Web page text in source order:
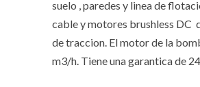
suelo , paredes y linea de
cable y motores brushless
de traccion. El motor de la
m3/h. Tiene una garantica de